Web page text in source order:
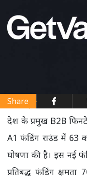
Share
देश के प्रमुख B2B
A1 फंडिंग राउंड में 63
घोषणा की है। इस नई
प्रतिबद्ध फंडिंग